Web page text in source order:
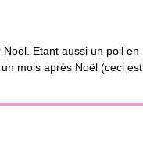
Etant aussi un poil en
mois après Noël (ceci est